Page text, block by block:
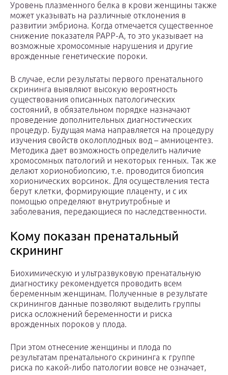
Уровень плазменного белка в крови женщины также
может указывать на различные отклонения в
развитии эмбриона. Когда отмечается существенное
снижение показателя РАРР-А, то это указывает на
возможные хромосомные нарушения и другие
врожденные генетические пороки.
В случае, если результаты первого пренатального
скрининга выявляют высокую вероятность
существования описанных патологических
состояний, в обязательном порядке назначают
проведение дополнительных диагностических
процедур. Будущая мама направляется на процедуру
изучения свойств околоплодных вод – амниоцентез.
Методика дает возможность определить наличие
хромосомных патологий и некоторых генных. Так же
делают хорионобиопсию, т.е. проводится биопсия
хорионических ворсинок. Для осуществления теста
берут клетки, формирующие плаценту, и с их
помощью определяют внутриутробные и
заболевания, передающиеся по наследственности.
Кому показан пренатальный
скрининг
Биохимическую и ультразвуковую пренатальную
диагностику рекомендуется проводить всем
беременным женщинам. Полученные в результате
скринингов данные позволяют выделить группы
риска осложнений беременности и риска
врожденных пороков у плода.
При этом отнесение женщины и плода по
результатам пренатального скрининга к группе
риска по какой-либо патологии вовсе не означает,